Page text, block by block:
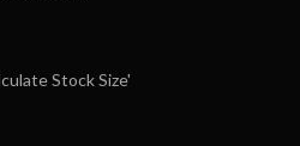
Stock Size'